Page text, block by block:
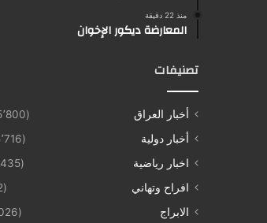
منذ 22 دقيقة
المعارضة ديكور الإخوان
تصنيفات
أخبار العراق
(25٬800)
أخبار دولية
(15٬716)
اخبار رياضية
(4٬435)
افراح وتهاني
(92)
الابراج
(1٬026)